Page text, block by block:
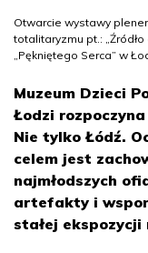
Otwarcie wystawy
totalitaryzmu pt.:
„Pękniętego Serca” w
Muzeum Dzieci
Łodzi
Nie tylko Łódź.
celem jest
najmłodszych
artefakty i
stałej ekspozycji